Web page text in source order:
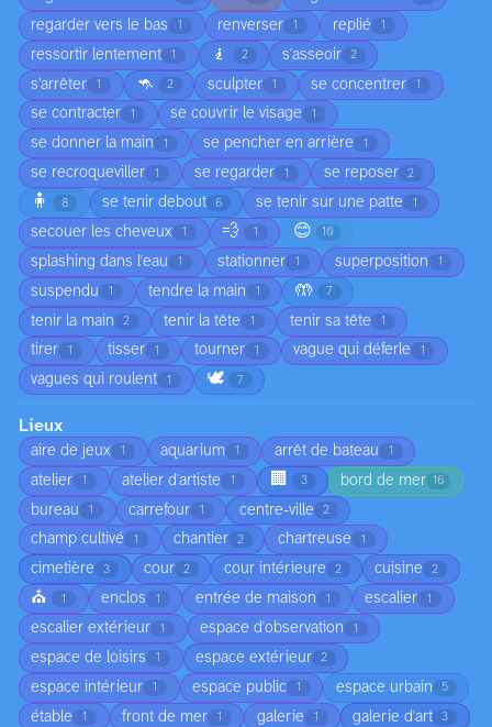
regarder vers le bas 1 renverser 1 replié 1
ressortir lentement 1 🧎 2 s'asseoir 2
s’arrêter 1 🦘 2 sculpter 1 se concentrer 1
se contracter 1 se couvrir le visage 1
se donner la main 1 se pencher en arrière 1
se recroqueviller 1 se regarder 1 se reposer 2
🧍 8 se tenir debout 6 se tenir sur une patte 1
secouer les cheveux 1 💨 1 😊 10
splashing dans l'eau 1 stationner 1 superposition 1
suspendu 1 tendre la main 1 🤲 7
tenir la main 2 tenir la tête 1 tenir sa tête 1
tirer 1 tisser 1 tourner 1 vague qui déferle 1
vagues qui roulent 1 🕊️ 7
Lieux
aire de jeux 1 aquarium 1 arrêt de bateau 1
atelier 1 atelier d'artiste 1 🏢 3 bord de mer 16
bureau 1 carrefour 1 centre-ville 2
champ cultivé 1 chantier 2 chartreuse 1
cimetière 3 cour 2 cour intérieure 2 cuisine 2
⛪ 1 enclos 1 entrée de maison 1 escalier 1
escalier extérieur 1 espace d'observation 1
espace de loisirs 1 espace extérieur 2
espace intérieur 1 espace public 1 espace urbain 5
étable 1 front de mer 1 galerie 1 galerie d'art 3